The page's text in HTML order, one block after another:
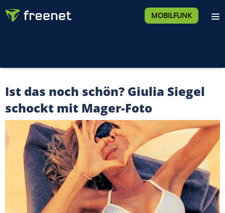
MOBILFUNK
Ist das noch schön? Giulia Siegel
schockt mit Mager-Foto